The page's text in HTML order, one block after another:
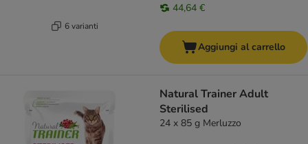
6 varianti
44,64 €
Aggiungi al carrello
Natural Trainer Adult
Sterilised
24 x 85 g Merluzzo